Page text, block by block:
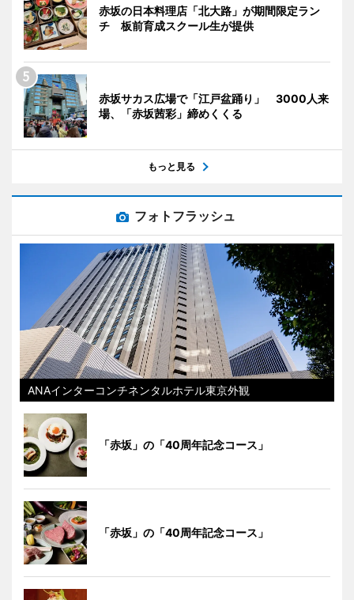
赤坂の日本料理店「北大路」が期間限定ラン
チ 板前育成スクール生が提供
赤坂サカス広場で「江戸盆踊り」 3000人来
場、「赤坂茜彩」締めくくる
もっと見る
フォトフラッシュ
ANAインターコンチネンタルホテル東京外観
「赤坂」の「40周年記念コース」
「赤坂」の「40周年記念コース」